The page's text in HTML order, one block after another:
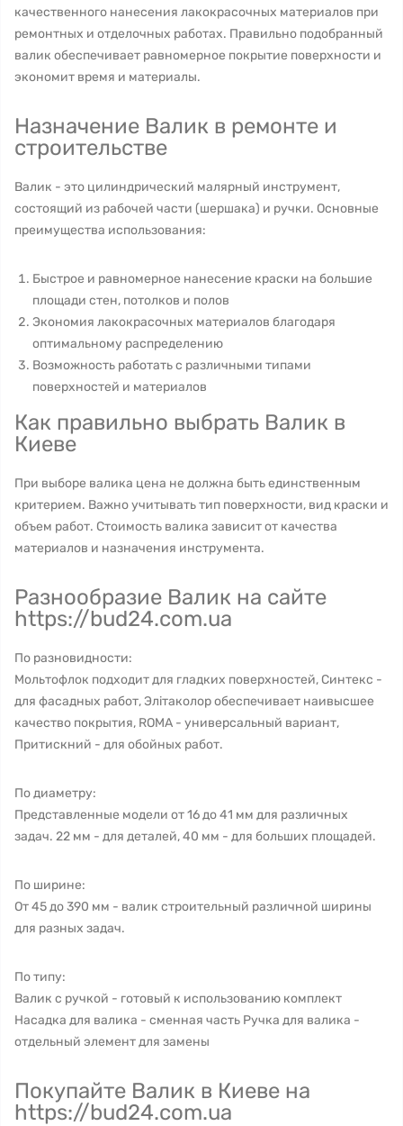
качественного нанесения лакокрасочных материалов при
ремонтных и отделочных работах. Правильно подобранный
валик обеспечивает равномерное покрытие поверхности и
экономит время и материалы.
Назначение Валик в ремонте и
строительстве
Валик - это цилиндрический малярный инструмент,
состоящий из рабочей части (шершака) и ручки. Основные
преимущества использования:
Быстрое и равномерное нанесение краски на большие
площади стен, потолков и полов
Экономия лакокрасочных материалов благодаря
оптимальному распределению
Возможность работать с различными типами
поверхностей и материалов
Как правильно выбрать Валик в
Киеве
При выборе валика цена не должна быть единственным
критерием. Важно учитывать тип поверхности, вид краски и
объем работ. Стоимость валика зависит от качества
материалов и назначения инструмента.
Разнообразие Валик на сайте
https://bud24.com.ua
По разновидности:
Мольтофлок подходит для гладких поверхностей, Синтекс -
для фасадных работ, Элітаколор обеспечивает наивысшее
качество покрытия, ROMA - универсальный вариант,
Притискний - для обойных работ.
По диаметру:
Представленные модели от 16 до 41 мм для различных
задач. 22 мм - для деталей, 40 мм - для больших площадей.
По ширине:
От 45 до 390 мм - валик строительный различной ширины
для разных задач.
По типу:
Валик с ручкой - готовый к использованию комплект
Насадка для валика - сменная часть Ручка для валика -
отдельный элемент для замены
Покупайте Валик в Киеве на
https://bud24.com.ua